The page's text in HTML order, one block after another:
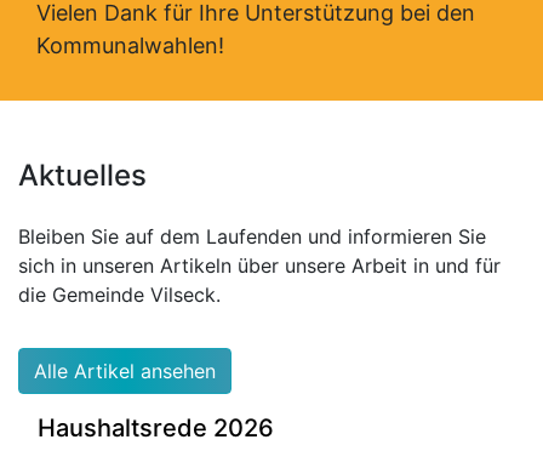
Vielen Dank für Ihre Unterstützung bei den
Kommunalwahlen!
Aktuelles
Bleiben Sie auf dem Laufenden und informieren Sie
sich in unseren Artikeln über unsere Arbeit in und für
die Gemeinde Vilseck.
Alle Artikel ansehen
Haushaltsrede 2026